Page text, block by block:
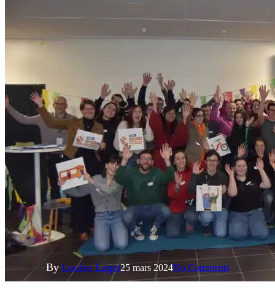
Actualités
C’est parti pour le Défi
Mobilité Positive !
By Louise Laget25 mars 2024No Comments